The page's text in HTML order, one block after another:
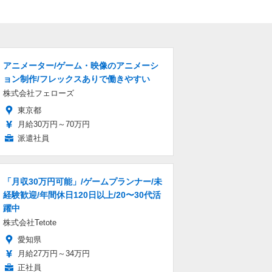
アニメーター/ゲーム・映像のアニメーシ
ョン制作/フレックスありで働きやすい
株式会社フェローズ
東京都
月給30万円～70万円
派遣社員
「月収30万円可能」/ゲームプランナー/未
経験歓迎/年間休日120日以上/20〜30代活
躍中
株式会社Tetote
愛知県
月給27万円～34万円
正社員